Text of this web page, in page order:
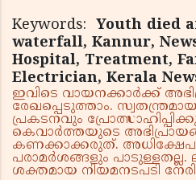
Keywords: Youth died
waterfall, Kannur,
Hospital, Treatment,
Electrician, Kerala
ഇവിടെ വായനക്കാർക്ക്
രേഖപ്പെടുത്താം.
പ്രകടനവും
കെവാർത്തയുടെ
കണക്കാക്കരുത്.
പരാമർശങ്ങളും
ശക്തമായ നിയമനടപടി